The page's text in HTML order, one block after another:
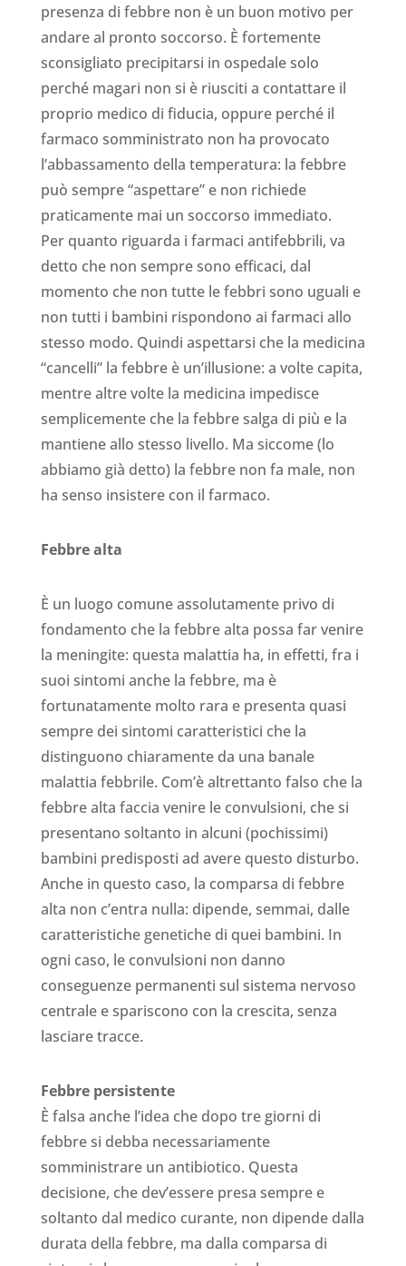
presenza di febbre non è un buon motivo per
andare al pronto soccorso. È fortemente
sconsigliato precipitarsi in ospedale solo
perché magari non si è riusciti a contattare il
proprio medico di fiducia, oppure perché il
farmaco somministrato non ha provocato
l’abbassamento della temperatura: la febbre
può sempre “aspettare” e non richiede
praticamente mai un soccorso immediato.
Per quanto riguarda i farmaci antifebbrili, va
detto che non sempre sono efficaci, dal
momento che non tutte le febbri sono uguali e
non tutti i bambini rispondono ai farmaci allo
stesso modo. Quindi aspettarsi che la medicina
“cancelli” la febbre è un’illusione: a volte capita,
mentre altre volte la medicina impedisce
semplicemente che la febbre salga di più e la
mantiene allo stesso livello. Ma siccome (lo
abbiamo già detto) la febbre non fa male, non
ha senso insistere con il farmaco.
Febbre alta
È un luogo comune assolutamente privo di
fondamento che la febbre alta possa far venire
la meningite: questa malattia ha, in effetti, fra i
suoi sintomi anche la febbre, ma è
fortunatamente molto rara e presenta quasi
sempre dei sintomi caratteristici che la
distinguono chiaramente da una banale
malattia febbrile. Com’è altrettanto falso che la
febbre alta faccia venire le convulsioni, che si
presentano soltanto in alcuni (pochissimi)
bambini predisposti ad avere questo disturbo.
Anche in questo caso, la comparsa di febbre
alta non c’entra nulla: dipende, semmai, dalle
caratteristiche genetiche di quei bambini. In
ogni caso, le convulsioni non danno
conseguenze permanenti sul sistema nervoso
centrale e spariscono con la crescita, senza
lasciare tracce.
Febbre persistente
È falsa anche l’idea che dopo tre giorni di
febbre si debba necessariamente
somministrare un antibiotico. Questa
decisione, che dev’essere presa sempre e
soltanto dal medico curante, non dipende dalla
durata della febbre, ma dalla comparsa di